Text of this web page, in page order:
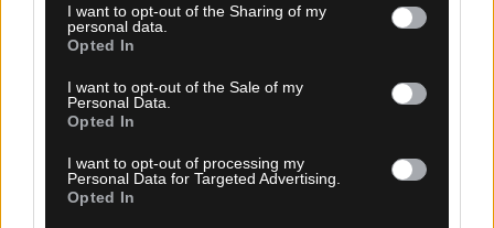
not limited to your visit or usage behaviour. You may click to
grant or deny consent to Google and its third-party tags to
use your data for below specified purposes in below Google
consent section.
I want to opt-out of the Sharing of my
personal data.
Opted In
I want to opt-out of the Sale of my
Personal Data.
Opted In
I want to opt-out of processing my
Personal Data for Targeted Advertising.
Opted In
Ροή Ειδήσεων